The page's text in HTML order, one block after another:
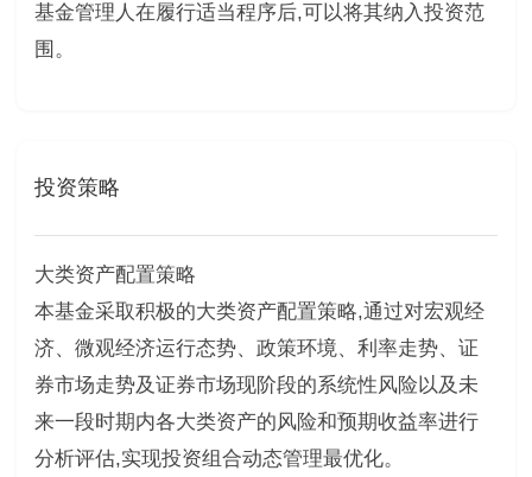
基金管理人在履行适当程序后,可以将其纳入投资范
围。
投资策略
大类资产配置策略
本基金采取积极的大类资产配置策略,通过对宏观经
济、微观经济运行态势、政策环境、利率走势、证
券市场走势及证券市场现阶段的系统性风险以及未
来一段时期内各大类资产的风险和预期收益率进行
分析评估,实现投资组合动态管理最优化。